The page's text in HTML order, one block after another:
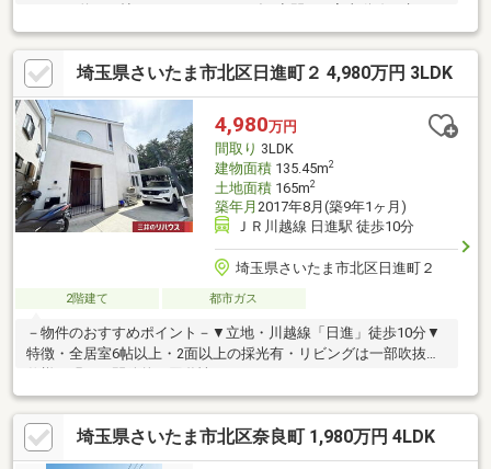
○ LDKは約17.7帖とゆったりくつろげる空間 ○ 家事動線が考えら
れた使いやすい間取り ○ IHコンロ ○ 水栓一体型浄水器 ○ 浴室
換気乾燥暖房機 ○ オール電化■ リフォーム内容（2026年7月完
了） ○ エコカラット施工（1階廊下） ○ クロス貼替（キッチ
ン） ○ クッションフロア貼替（洗面室） ○ 玄関ドアシリンダ
ー交換 ○ バルコニートップコート仕上げ ○ 間取り変更（2階洋
室間仕切り壁造作）
埼玉県さいたま市北区日進町２ 4,980万円 3LDK
4,980万円
間取り 3LDK
建物面積135.45m2
土地面積165m2
築年月 2017年8月(築9年1ヶ月)
ＪＲ川越線 日進駅 徒歩10分
埼玉県さいたま市北区日進町２
2階建て 都市ガス
－物件のおすすめポイント－▼立地・川越線「日進」徒歩10分▼
特徴・全居室6帖以上・2面以上の採光有・リビングは一部吹抜け
リー付・各階にトイレ・洗面台有、1階の洗面台はWボウルタイ
プ・土間収納・WIC・ロフト等の収納を設置・約10.4帖の洋室は2
部屋に分割可能(別途要費用)・カースペース有(車種による)▼設
備・全館空調システム▼周辺環境・さいたま市立日進小学校 徒歩
埼玉県さいたま市北区奈良町 1,980万円 4LDK